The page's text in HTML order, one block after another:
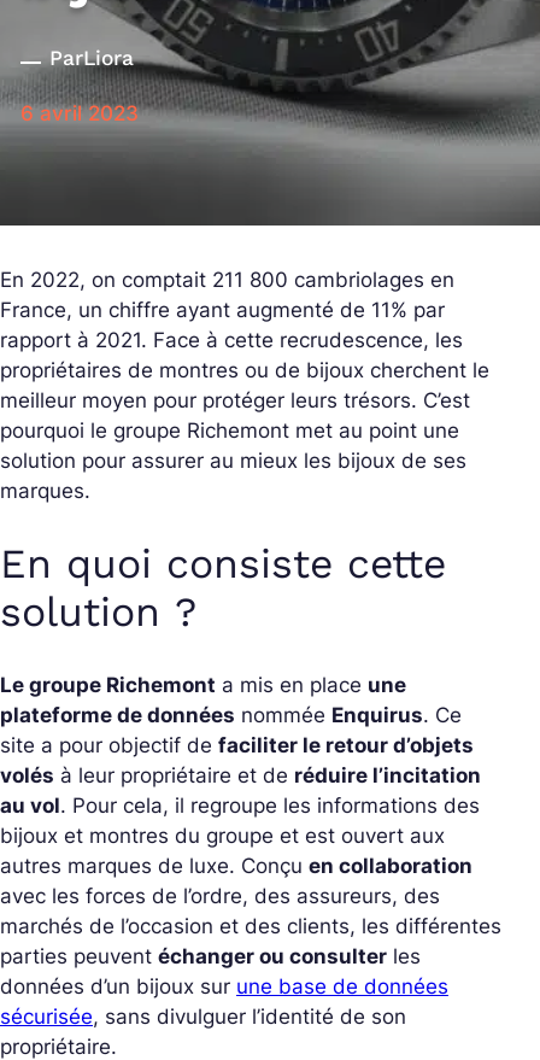
ParLiora
6 avril 2023
En 2022, on comptait 211 800 cambriolages en
France, un chiffre ayant augmenté de 11% par
rapport à 2021. Face à cette recrudescence, les
propriétaires de montres ou de bijoux cherchent le
meilleur moyen pour protéger leurs trésors. C’est
pourquoi le groupe Richemont met au point une
solution pour assurer au mieux les bijoux de ses
marques.
En quoi consiste cette
solution ?
Le groupe Richemont a mis en place une
plateforme de données nommée Enquirus. Ce
site a pour objectif de faciliter le retour d’objets
volés à leur propriétaire et de réduire l’incitation
au vol. Pour cela, il regroupe les informations des
bijoux et montres du groupe et est ouvert aux
autres marques de luxe. Conçu en collaboration
avec les forces de l’ordre, des assureurs, des
marchés de l’occasion et des clients, les différentes
parties peuvent échanger ou consulter les
données d’un bijoux sur une base de données
sécurisée, sans divulguer l’identité de son
propriétaire.